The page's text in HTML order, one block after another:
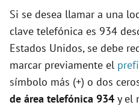
Si se desea llamar a una
clave telefónica es 934
Estados Unidos, se debe
marcar previamente el
símbolo más (+) o dos
de área telefónica 934 y el